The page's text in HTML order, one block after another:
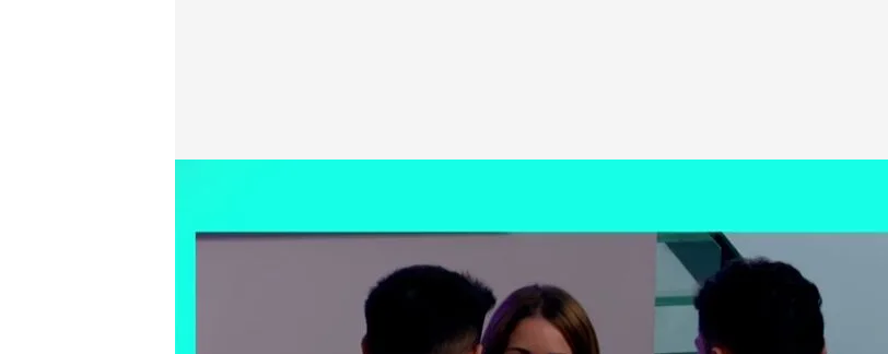
cuatro.com
05 ABR 2022 - 21:48h.
Sigue Cuatro en directo
La nueva protagonista aprovechó su primera noche para conocer a